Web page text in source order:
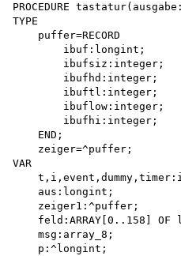
PROCEDURE
TYPE
    puffer=RECORD
        ibuf:longint;
        ibufsiz:integer;
        ibufhd:integer;
        ibuftl:integer;
        ibuflow:integer;
        ibufhi:integer;
    END;
    zeiger=^puffer;
VAR
    aus:longint;
    zeiger1:^puffer;
feld:ARRAY[0..158] OF
    msg:array_8;
    p:^longint;